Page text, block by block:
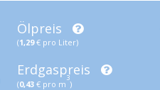
Ölpreis
(1,29€ pro Liter)
Erdgaspreis
(0,43 € pro m
3
)